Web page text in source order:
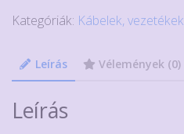
apa
fehér
kábellel
mennyiség
Kategóriák: Kábelek, vezetékek
Leírás Vélemények (0)
Leírás